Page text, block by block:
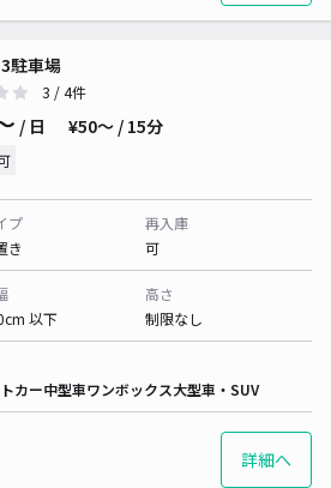
駐車場
3 / 4件
/ 日 ¥50〜 / 15分
プ
き
再入庫
可
以下
高さ
制限なし
カー中型車ワンボックス大型車・SUV
詳細へ